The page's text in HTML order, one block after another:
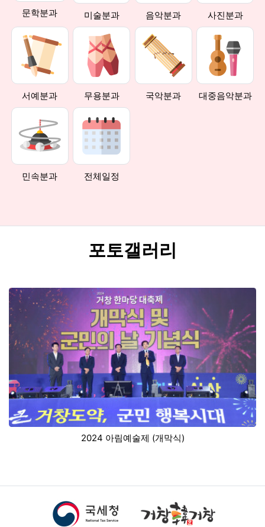
문학분과 미술분과 음악분과 사진분과
서예분과 무용분과 국악분과 대중음악분과
민속분과 전체일정
포토갤러리
2024 아림예술제 (개막식)